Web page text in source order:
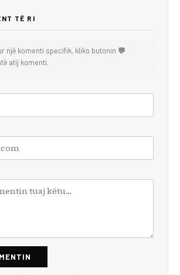
TË RI
një komenti specifik, kliko butonin 💬
atij komenti.